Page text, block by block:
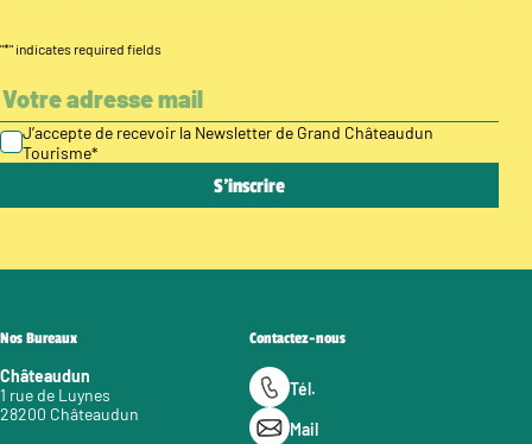
"*" indicates required fields
J’accepte de recevoir la Newsletter de Grand Châteaudun
Tourisme*
Nos Bureaux
Châteaudun
1 rue de Luynes
28200 Châteaudun
Contactez-nous
Tél.
Mail